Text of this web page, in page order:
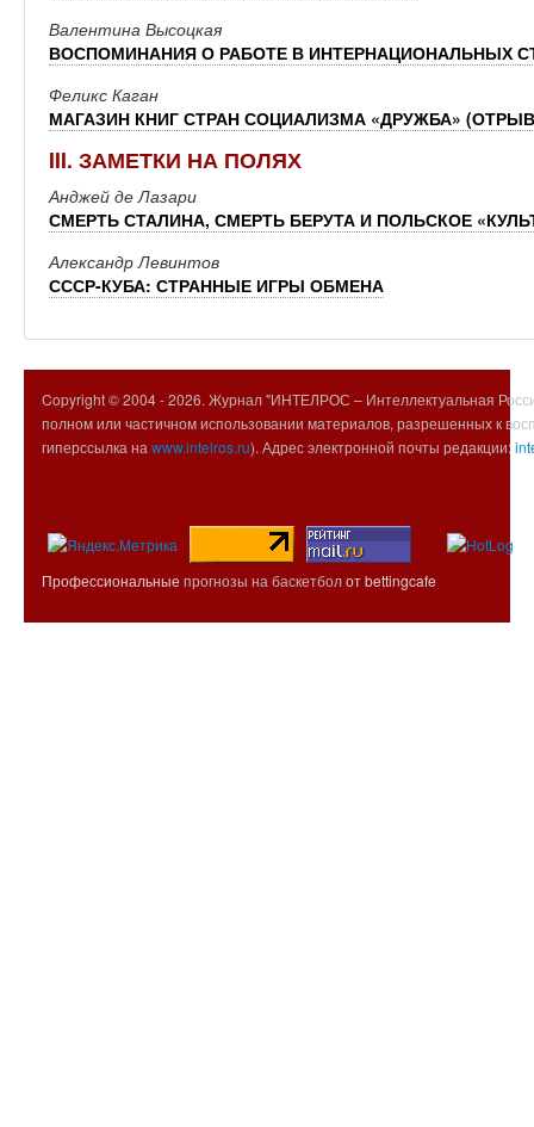
Валентина Высоцкая
ВОСПОМИНАНИЯ О РАБОТЕ В ИНТЕРНАЦИОНАЛЬНЫХ
Феликс Каган
МАГАЗИН КНИГ СТРАН СОЦИАЛИЗМА «ДРУЖБА»
III. ЗАМЕТКИ НА ПОЛЯХ
Анджей де Лазари
СМЕРТЬ СТАЛИНА, СМЕРТЬ БЕРУТА И ПОЛЬСКОЕ
Александр Левинтов
СССР-КУБА: СТРАННЫЕ ИГРЫ ОБМЕНА
Copyright © 2004 -2026. Журнал "ИНТЕЛРОС – Интеллектуальная
полном или частичном использовании материалов, разрешенных к
гиперссылка на www.intelros.ru). Адрес электронной почты редакции:
Профессиональные прогнозы на баскетболот bettingcafe